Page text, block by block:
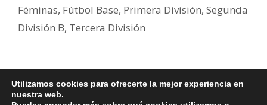
Féminas, Fútbol Base, Primera División, Segunda
División B, Tercera División
←Anterior 1 2 3 Siguiente→
Utilizamos cookies para ofrecerte la mejor experiencia en
nuestra web.